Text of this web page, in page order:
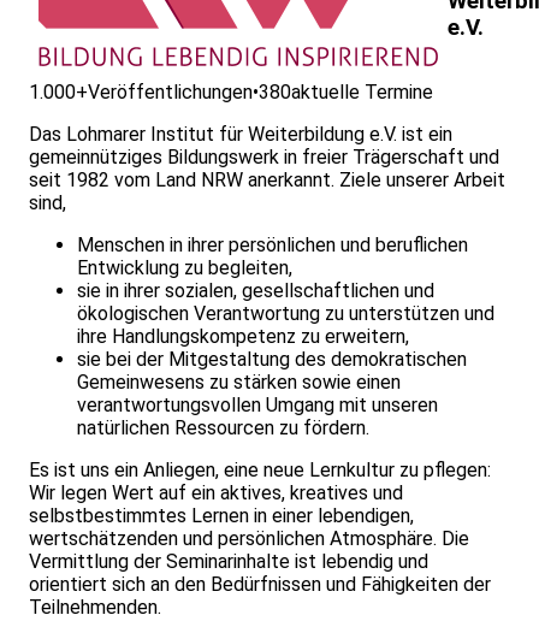
e.V.
1.000+Veröffentlichungen•380aktuelle Termine
Das Lohmarer Institut für Weiterbildung e.V. ist ein
gemeinnütziges Bildungswerk in freier Trägerschaft und
seit 1982 vom Land NRW anerkannt. Ziele unserer Arbeit
sind,
Menschen in ihrer persönlichen und beruflichen
Entwicklung zu begleiten,
sie in ihrer sozialen, gesellschaftlichen und
ökologischen Verantwortung zu unterstützen und
ihre Handlungskompetenz zu erweitern,
sie bei der Mitgestaltung des demokratischen
Gemeinwesens zu stärken sowie einen
verantwortungsvollen Umgang mit unseren
natürlichen Ressourcen zu fördern.
Es ist uns ein Anliegen, eine neue Lernkultur zu pflegen:
Wir legen Wert auf ein aktives, kreatives und
selbstbestimmtes Lernen in einer leben­digen,
wertschätzenden und persönlichen Atmosphäre. Die
Vermittlung der Seminarinhalte ist lebendig und
orientiert sich an den Bedürfnissen und Fähigkeiten der
Teilnehmenden.